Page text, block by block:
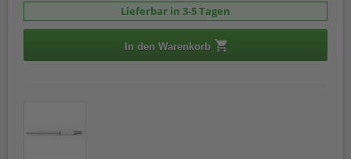
Lieferbar in 3-5 Tagen
In den Warenkorb